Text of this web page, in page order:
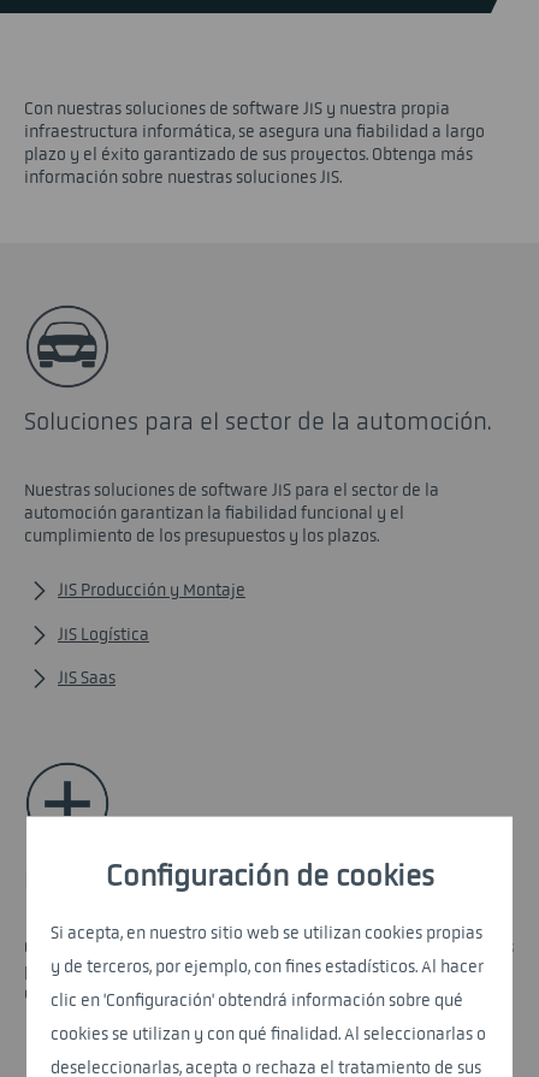
Configuración de cookies
Si acepta, en nuestro sitio web se utilizan cookies propias
y de terceros, por ejemplo, con fines estadísticos. Al hacer
clic en 'Configuración' obtendrá información sobre qué
cookies se utilizan y con qué finalidad. Al seleccionarlas o
deseleccionarlas, acepta o rechaza el tratamiento de sus
Con nuestras soluciones de software JIS y nuestra propia
infraestructura informática, se asegura una fiabilidad a largo
plazo y el éxito garantizado de sus proyectos. Obtenga más
información sobre nuestras soluciones JIS.
Soluciones para el sector de la automoción.
Nuestras soluciones de software JIS para el sector de la
automoción garantizan la fiabilidad funcional y el
cumplimiento de los presupuestos y los plazos.
JIS Producción y Montaje
JIS Logística
JIS Saas
Módulos adicionales.
Con los módulos complementarios opcionales, simplificamos tus
procesos JIS o, en muchos casos, hacemos posible la realización
de los proyectos.
Sistema de gestión de almacenes